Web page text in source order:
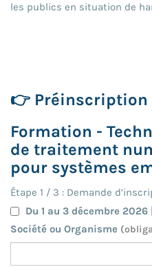
les publics en situation de
👉 Préinscription
Formation -
de traitement
pour systèmes
Étape 1 / 3 : Demande
Du 1 au 3 décembre
Société ou Organisme